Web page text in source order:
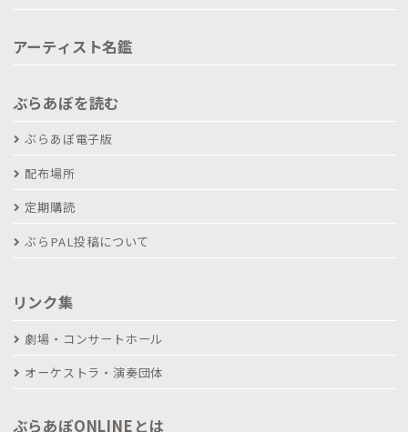
アーティスト名鑑
ぶらあぼを読む
ぶらあぼ電子版
配布場所
定期購読
ぶらPAL投稿について
リンク集
劇場・コンサートホール
オーケストラ・演奏団体
ぶらあぼONLINEとは